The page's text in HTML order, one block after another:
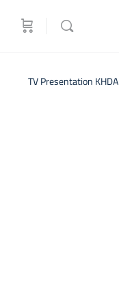
/ TV Presentation KHDA